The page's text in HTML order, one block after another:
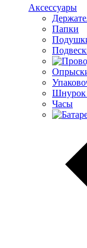
Аксессуары
Папки
Шнурок
Часы